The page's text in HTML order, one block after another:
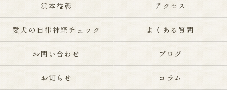
浜本益彰 アクセス
愛犬の自律神経チェック よくある質問
お問い合わせ ブログ
お知らせ コラム